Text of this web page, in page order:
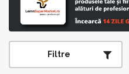
Filtre